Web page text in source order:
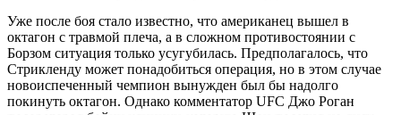
Уже после боя стало известно, что американец вышел в
октагон с травмой плеча, а в сложном противостоянии с
Борзом ситуация только усугубилась. Предполагалось, что
Стрикленду может понадобиться операция, но в этом случае
новоиспеченный чемпион вынужден был бы надолго
покинуть октагон. Однако комментатор UFC Джо Роган